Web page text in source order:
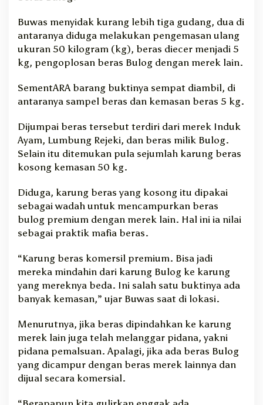
Buwas menyidak kurang lebih tiga gudang, dua di
antaranya diduga melakukan pengemasan ulang
ukuran 50 kilogram (kg), beras diecer menjadi 5
kg, pengoplosan beras Bulog dengan merek lain.
SementARA barang buktinya sempat diambil, di
antaranya sampel beras dan kemasan beras 5 kg.
Dijumpai beras tersebut terdiri dari merek Induk
Ayam, Lumbung Rejeki, dan beras milik Bulog.
Selain itu ditemukan pula sejumlah karung beras
kosong kemasan 50 kg.
Diduga, karung beras yang kosong itu dipakai
sebagai wadah untuk mencampurkan beras
bulog premium dengan merek lain. Hal ini ia nilai
sebagai praktik mafia beras.
“Karung beras komersil premium. Bisa jadi
mereka mindahin dari karung Bulog ke karung
yang mereknya beda. Ini salah satu buktinya ada
banyak kemasan,” ujar Buwas saat di lokasi.
Menurutnya, jika beras dipindahkan ke karung
merek lain juga telah melanggar pidana, yakni
pidana pemalsuan. Apalagi, jika ada beras Bulog
yang dicampur dengan beras merek lainnya dan
dijual secara komersial.